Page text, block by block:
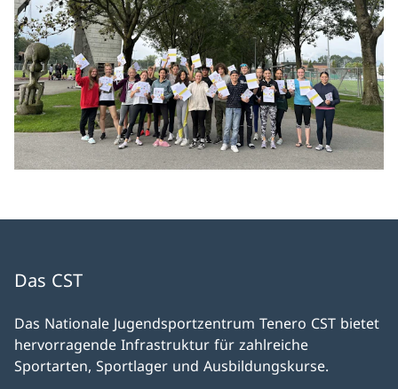
Das CST
Das Nationale Jugendsportzentrum Tenero CST bietet
hervorragende Infrastruktur für zahlreiche
Sportarten, Sportlager und Ausbildungskurse.